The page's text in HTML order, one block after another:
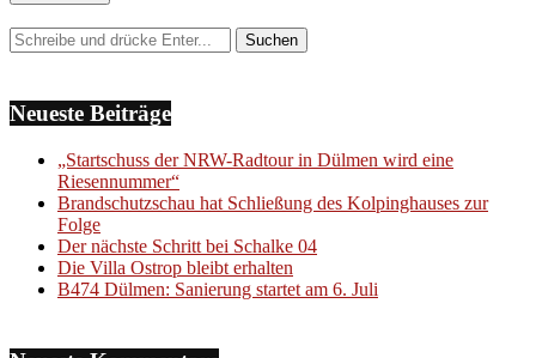
Neueste Beiträge
„Startschuss der NRW-Radtour in Dülmen wird eine
Riesennummer“
Brandschutzschau hat Schließung des Kolpinghauses zur
Folge
Der nächste Schritt bei Schalke 04
Die Villa Ostrop bleibt erhalten
B474 Dülmen: Sanierung startet am 6. Juli